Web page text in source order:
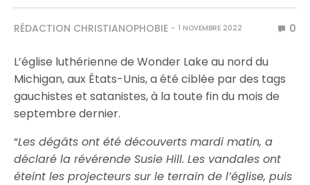
RÉDACTION CHRISTIANOPHOBIE 1 NOVEMBRE 2022 0
L’église luthérienne de Wonder Lake au nord du
Michigan, aux États-Unis, a été ciblée par des tags
gauchistes et satanistes, à la toute fin du mois de
septembre dernier.
“Les dégâts ont été découverts mardi matin, a
déclaré la révérende Susie Hill. Les vandales ont
éteint les projecteurs sur le terrain de l’église, puis